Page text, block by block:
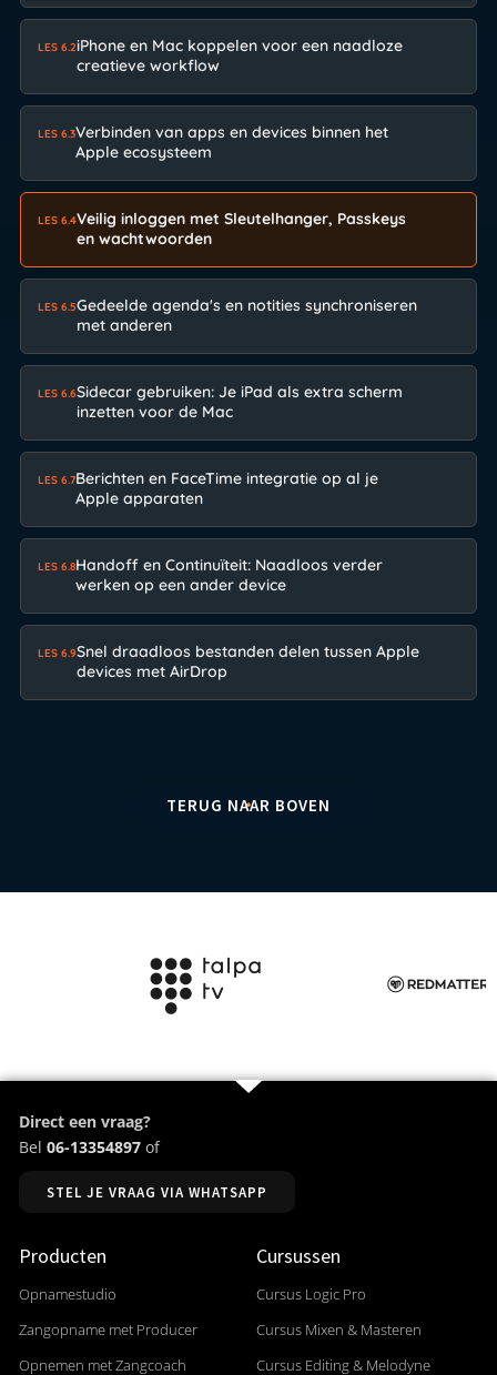
LES 6.2iPhone en Mac koppelen voor een naadloze
creatieve workflow
LES 6.3Verbinden van apps en devices binnen het
Apple ecosysteem
LES 6.4Veilig inloggen met Sleutelhanger, Passkeys
en wachtwoorden
LES 6.5Gedeelde agenda's en notities synchroniseren
met anderen
LES 6.6Sidecar gebruiken: Je iPad als extra scherm
inzetten voor de Mac
LES 6.7Berichten en FaceTime integratie op al je
Apple apparaten
LES 6.8Handoff en Continuïteit: Naadloos verder
werken op een ander device
LES 6.9Snel draadloos bestanden delen tussen Apple
devices met AirDrop
TERUG NAAR BOVEN
Direct een vraag?
Bel 06-13354897 of
STEL JE VRAAG VIA WHATSAPP
Producten
Opnamestudio
Zangopname met Producer
Opnemen met Zangcoach
Cursussen
Cursus Logic Pro
Cursus Mixen & Masteren
Cursus Editing & Melodyne